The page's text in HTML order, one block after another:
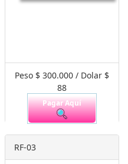
Peso $ 300.000 / Dolar $
88
Pagar Aquí
RF-03